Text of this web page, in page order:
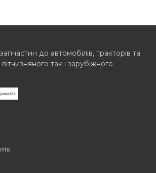
до автомобілів, тракторів та
вітчизняного так і зарубіжного